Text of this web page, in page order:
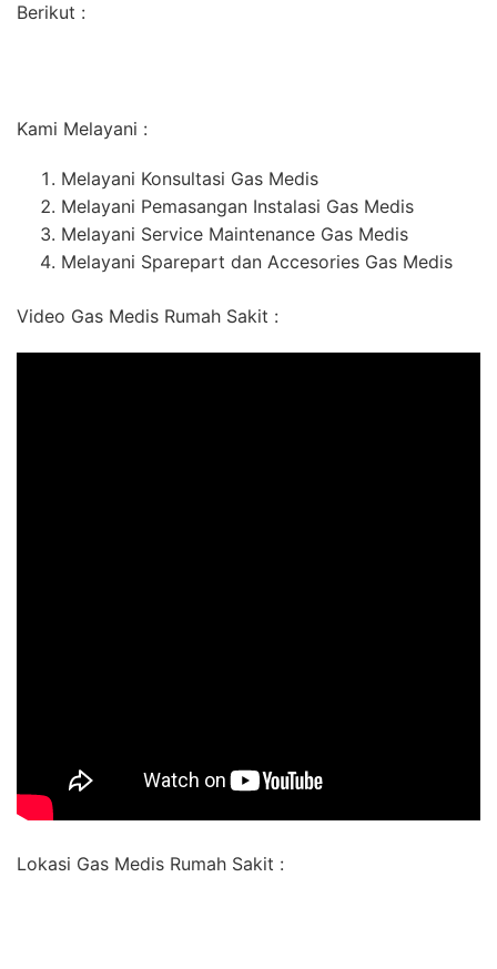
Berikut :
Kami Melayani :
Melayani Konsultasi Gas Medis
Melayani Pemasangan Instalasi Gas Medis
Melayani Service Maintenance Gas Medis
Melayani Sparepart dan Accesories Gas Medis
Video Gas Medis Rumah Sakit :
Lokasi Gas Medis Rumah Sakit :